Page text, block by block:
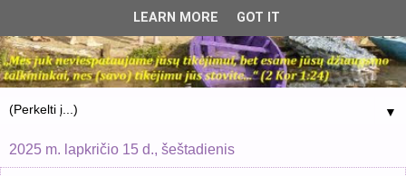
▼
2025 m. lapkričio 15 d., šeštadienis
LEARN MORE GOT IT